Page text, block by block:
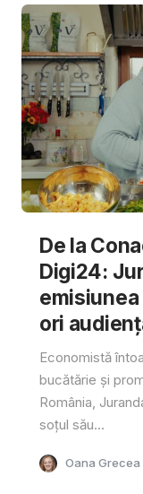
De la
Digi24:
ori
Economistă
bucătărie și
România,
soțul său...
Oana Grecea